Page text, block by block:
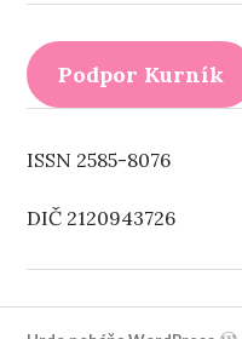
Podpor Kurník
ISSN 2585-8076
DIČ 2120943726